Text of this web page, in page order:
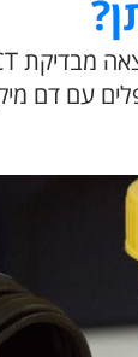
עם דם